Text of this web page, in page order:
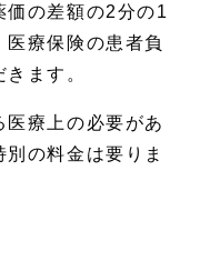
価の差額の2分の1
療保険の患者負
ます。
療上の必要があ
の料金は要りま